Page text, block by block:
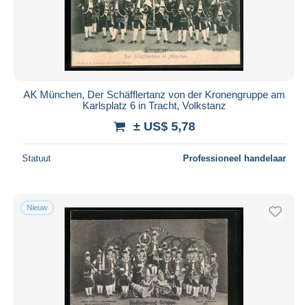
AK München, Der Schäfflertanz von der Kronengruppe am
Karlsplatz 6 in Tracht, Volkstanz
± US$ 5,78
Statuut Professioneel handelaar
Nieuw